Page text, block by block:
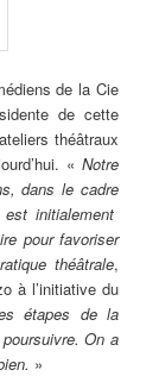
de la Cie
de cette
théâtraux
« Notre
dans le cadre
initialement
pour favoriser
théâtrale,
à l’initiative du
étapes de la
On a
»